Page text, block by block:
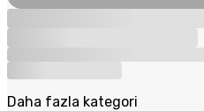
Daha fazla kategori